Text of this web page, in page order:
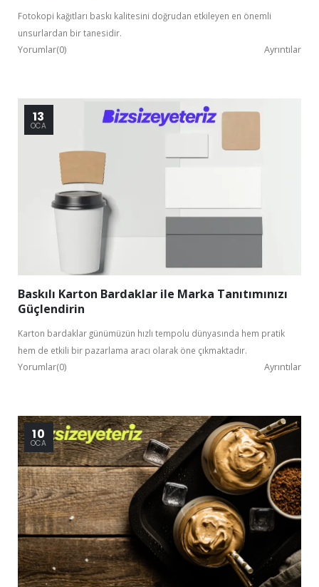
Fotokopi kağıtları baskı kalitesini doğrudan etkileyen en önemli
unsurlardan bir tanesidir.
Yorumlar(0) Ayrıntılar
13
OCA
Baskılı Karton Bardaklar ile Marka Tanıtımınızı
Güçlendirin
Karton bardaklar günümüzün hızlı tempolu dünyasında hem pratik
hem de etkili bir pazarlama aracı olarak öne çıkmaktadır.
Yorumlar(0) Ayrıntılar
10
OCA